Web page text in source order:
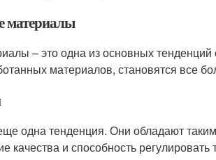
материалы
– это одна из основных
материалов, становятся все
одна тенденция. Они обладают
качества и способность регулировать